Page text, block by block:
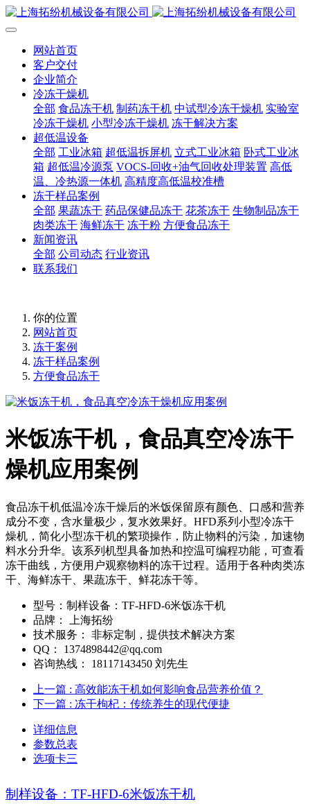
网站首页
客户交付
企业简介
冷冻干燥机
全部 食品冻干机 制药冻干机 中试型冷冻干燥机 实验室
冷冻干燥机 小型冷冻干燥机 冻干解决方案
超低温设备
全部 工业冰箱 超低温拆屏机 立式工业冰箱 卧式工业冰
箱 超低温冷源泵 VOCS-回收+油气回收处理装置 高低
温、冷热源一体机 高精度高低温校准槽
冻干样品案例
全部 果蔬冻干 药品保健品冻干 花茶冻干 生物制品冻干
肉类冻干 海鲜冻干 冻干粉 方便食品冻干
新闻资讯
全部 公司动态 行业资讯
联系我们
你的位置
网站首页
冻干案例
冻干样品案例
方便食品冻干
米饭冻干机，食品真空冷冻干
燥机应用案例
食品冻干机低温冷冻干燥后的米饭保留原有颜色、口感和营养
成分不变，含水量极少，复水效果好。HFD系列小型冷冻干
燥机，简化小型冻干机的繁琐操作，防止物料的污染，加速物
料水分升华。该系列机型具备加热和控温可编程功能，可查看
冻干曲线，方便用户观察物料的冻干过程。适用于各种肉类冻
干、海鲜冻干、果蔬冻干、鲜花冻干等。
型号： ​制样设备：TF-HFD-6米饭冻干机
品牌：
上海拓纷
技术服务：
非标定制，提供技术解决方案
QQ：
1374898442@qq.com
咨询热线：
18117143450 刘先生
上一篇 : 高效能冻干机如何影响食品营养价值？
下一篇 : 冻干枸杞：传统养生的现代便捷
详细信息
参数总表
选项卡三
制样设备： TF-HFD-6米饭冻干机